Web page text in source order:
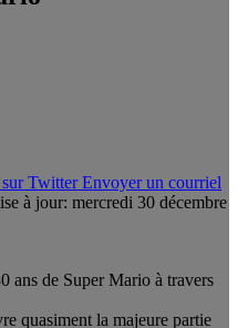
Twitter Envoyer un courriel
à jour: mercredi 30 décembre
ans de Super Mario à travers
quasiment la majeure partie